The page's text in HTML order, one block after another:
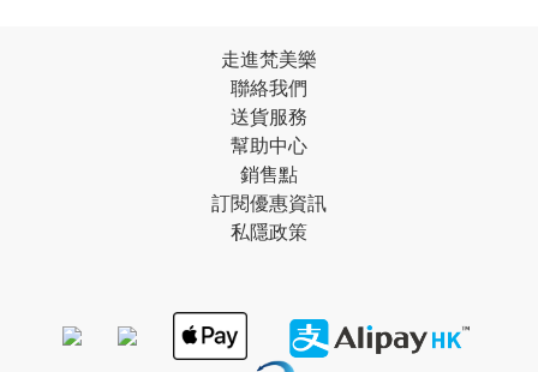
走進梵美樂
聯絡我們
送貨服務
幫助中心
銷售點
訂閱優惠資訊
私隱政策